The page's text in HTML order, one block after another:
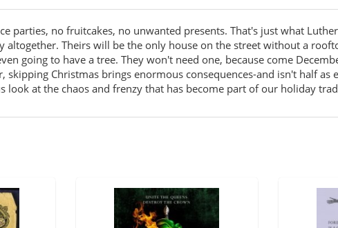
parties, no fruitcakes, no unwanted presents. That's just what
Theirs will be the only house on the street without a
going to have a tree. They won't need one, because come
Christmas brings enormous consequences-and isn't half as
at the chaos and frenzy that has become part of our holiday